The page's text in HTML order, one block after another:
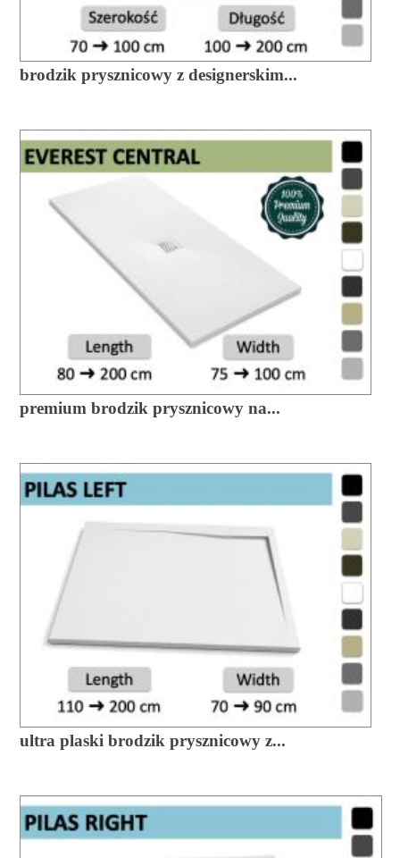
brodzik prysznicowy z designerskim...
premium brodzik prysznicowy na...
ultra plaski brodzik prysznicowy z...